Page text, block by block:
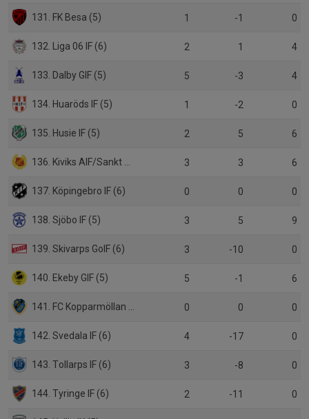
131. FK Besa (5) 1 -1 0
132. Liga 06 IF (6) 2 1 4
133. Dalby GIF (5) 5 -3 4
134. Huaröds IF (5) 1 -2 0
135. Husie IF (5) 2 5 6
136. Kiviks AIF/Sankt Olofs IF (5) 3 3 6
137. Köpingebro IF (6) 0 0 0
138. Sjöbo IF (5) 3 5 9
139. Skivarps GoIF (6) 3 -10 0
140. Ekeby GIF (5) 5 -1 6
141. FC Kopparmöllan (6) 0 0 0
142. Svedala IF (6) 4 -17 0
143. Tollarps IF (6) 3 -8 0
144. Tyringe IF (6) 2 -11 0